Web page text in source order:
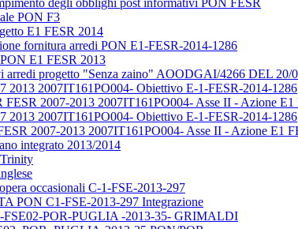
degli obblighi post informativi PON FESR
PON F3
E1 FESR 2014
fornitura arredi PON E1-FESR-2014-1286
E1 FESR 2013
arredi progetto "Senza zaino" AOODGAI/4266 DEL 20/
2013 2007IT161PO004- Obiettivo E-1-FESR-2014-1286
FESR 2007-2013 2007IT161PO004- Asse II - Azione
2013 2007IT161PO004- Obiettivo E-1-FESR-2014-1286
2007-2013 2007IT161PO004- Asse II - Azione E1
integrato 2013/2014
occasionali C-1-FSE-2013-297
PON C1-FSE-2013-297 Integrazione
FSE02-POR-PUGLIA -2013-35- GRIMALDI